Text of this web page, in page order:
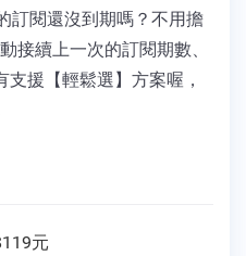
閱還沒到期嗎？不用擔
接續上一次的訂閱期數、
援【輕鬆選】方案喔，
元